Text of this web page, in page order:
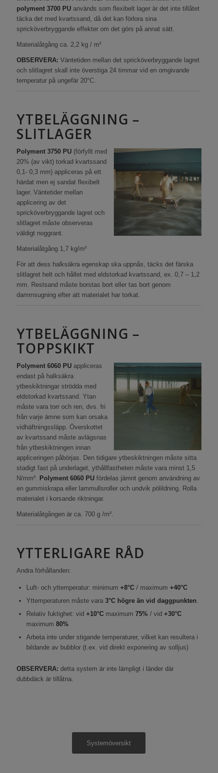
polyment 3700 PUanvänds som flexibelt lager är det inte tillåtet
täcka det med kvartssand, då det kan förlora sina
spricköverbryggande effekter om det görs på annat sätt.
Materialåtgång ca. 2,2 kg / m²
OBSERVERA: Väntetiden mellan det spricköverbryggande lagret
och slitlagret skall inte överstiga 24 timmar vid en omgivande
temperatur på ungefär 20°C.
YTBELÄGGNING –
SLITLAGER
Polyment 3750 PU(förfyllt med
20% (av vikt) torkad kvartssand
0,1- 0,3 mm) appliceras på ett
härdat men ej sandat flexibelt
lager. Väntetider mellan
applicering av det
spricköverbryggande lagret och
slitlagret måste observeras
väldigt noggrant.
Materialåtgång 1,7 kg/m²
För att dess halksäkra egenskap ska uppnås, täcks det färska
slitlagret helt och hållet med eldstorkad kvartssand, ex. 0,7 – 1,2
mm. Restsand måste borstas bort eller tas bort genom
dammsugning efter att materialet har torkat.
YTBELÄGGNING –
TOPPSKIKT
Polyment 6060 PUappliceras
endast på halksäkra
ytbeskiktningar strödda med
eldstorkad kvartssand. Ytan
måste vara torr och ren, dvs. fri
från varje ämne som kan orsaka
vidhäftningssläpp. Överskottet
av kvartssand måste avlägsnas
från ytbeskiktningen innan
appliceringen påbörjas. Den tidigare ytbeskiktningen måste sitta
stadigt fast på underlaget, ythållfastheten måste vara minst 1,5
N/mm². Polyment 6060 PUfördelas jämnt genom användning av
en gummiskrapa eller lammullsroller och undvik pölildning. Rolla
materialet i korsande riktningar.
Materialåtgången är ca. 700 g /m².
YTTERLIGARE RÅD
Andra förhållanden:
Luft- och yttemperatur: minimum +8°C/ maximum +40°C
Yttemperaturen måste vara 3°C högre än vid daggpunkten.
Relativ fuktighet: vid +10°Cmaximum 75% / vid +30°C
maximum 80%
Arbeta inte under stigande temperaturer, vilket kan resultera i
bildande av bubblor (t.ex. vid direkt exponering av solljus)
OBSERVERA: detta system är inte lämpligt i länder där
dubbdäck är tillåtna.
Systemöversikt